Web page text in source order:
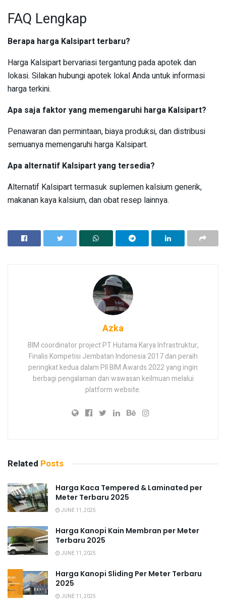
FAQ Lengkap
Berapa harga Kalsipart terbaru?
Harga Kalsipart bervariasi tergantung pada apotek dan
lokasi. Silakan hubungi apotek lokal Anda untuk informasi
harga terkini.
Apa saja faktor yang memengaruhi harga Kalsipart?
Penawaran dan permintaan, biaya produksi, dan distribusi
semuanya memengaruhi harga Kalsipart.
Apa alternatif Kalsipart yang tersedia?
Alternatif Kalsipart termasuk suplemen kalsium generik,
makanan kaya kalsium, dan obat resep lainnya.
Azka
BIM coordinator project PT Hutama Karya Infrastruktur,
Finalis Kompetisi Jembatan Indonesia 2017 dan peraih
peringkat kedua dalam PII BIM Awards 2022 yang ingin
berbagi pengalaman dan wawasan keilmuan melalui
platform website.
Related Posts
Harga Kaca Tempered & Laminated per
Meter Terbaru 2025
JUNE 11, 2025
Harga Kanopi Kain Membran per Meter
Terbaru 2025
JUNE 11, 2025
Harga Kanopi Sliding Per Meter Terbaru
2025
JUNE 11, 2025